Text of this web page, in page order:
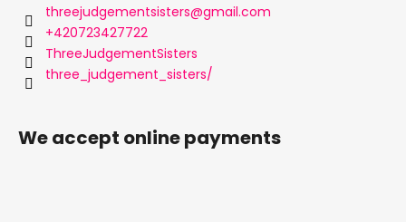
threejudgementsisters@gmail.com
+420723427722
ThreeJudgementSisters
three_judgement_sisters/
We accept online payments